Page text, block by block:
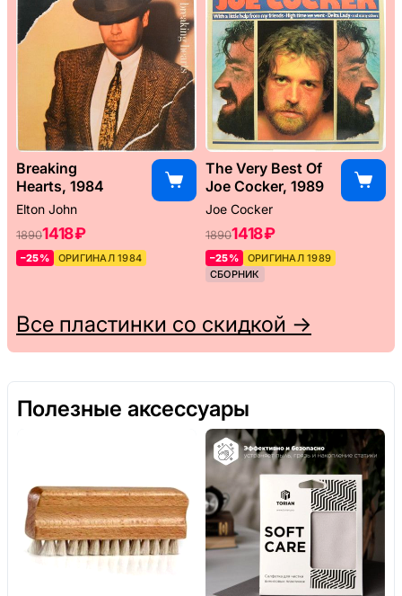
Breaking
Hearts, 1984
Elton John
18901418 ₽
–25% ОРИГИНАЛ 1984
The Very Best Of
Joe Cocker, 1989
Joe Cocker
18901418 ₽
–25%
ОРИГИНАЛ 1989
СБОРНИК
Все пластинки со скидкой →
Полезные аксессуары